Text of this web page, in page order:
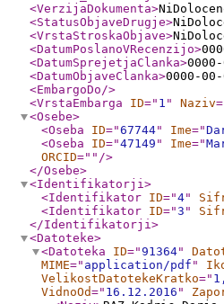
<VerzijaDokumenta>
<StatusObjaveDrugje>
<VrstaStroskaObjave>
<DatumPoslanoVRecenzijo>
<DatumSprejetjaClanka>
<DatumObjaveClanka>0000-00-
<EmbargoDo/>
<VrstaEmbarga
ID=" 1 " Naziv
<Osebe>
<Oseba
ID="67744" Ime="
<Oseba
ID="47149 " Ime="
ORCID=" " />
</Osebe>
<Identifikatorji>
<Identifikator ID="4"
<Identifikator ID="3 "
</Identifikatorji>
<Datoteke>
<Datoteka
ID="91364"
MIME=" application/pdf "
VelikostDatotekeKratko="
VidnoOd=" 16.12.2016 "